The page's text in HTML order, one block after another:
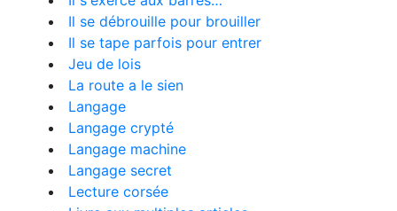
Il se débrouille pour brouiller
Il se tape parfois pour entrer
Jeu de lois
La route a le sien
Langage
Langage crypté
Langage machine
Langage secret
Lecture corsée